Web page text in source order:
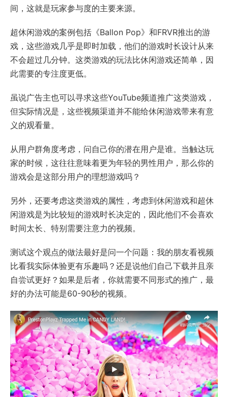
间，这就是玩家参与度的主要来源。
超休闲游戏的案例包括《Ballon Pop》和FRVR推出的游
戏，这些游戏几乎是即时加载，他们的游戏时长设计从来
不会超过几分钟。这类游戏的玩法比休闲游戏还简单，因
此需要的专注度更低。
虽说广告主也可以寻求这些YouTube频道推广这类游戏，
但实际情况是，这些视频渠道并不能给休闲游戏带来有意
义的观看量。
从用户群角度考虑，问自己你的潜在用户是谁。当触达玩
家的时候，这往往意味着更为年轻的男性用户，那么你的
游戏会是这部分用户的理想游戏吗？
另外，还要考虑这类游戏的属性，考虑到休闲游戏和超休
闲游戏是为比较短的游戏时长决定的，因此他们不会喜欢
时间太长、特别需要注意力的视频。
测试这个观点的做法最好是问一个问题：我的朋友看视频
比看我实际体验更有乐趣吗？还是说他们自己下载并且亲
自尝试更好？如果是后者，你就需要不同形式的推广，最
好的办法可能是60-90秒的视频。